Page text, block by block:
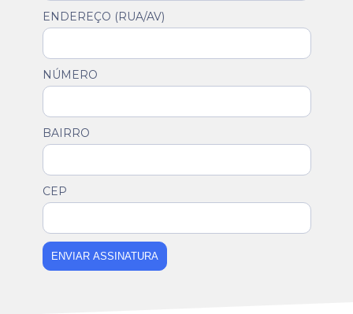
ENDEREÇO (RUA/AV)
NÚMERO
BAIRRO
CEP
ENVIAR ASSINATURA